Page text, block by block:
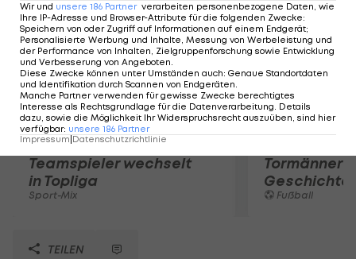
Karrieresprung! ÖVV-
Teamspieler wechselt
in Topliga
Sport-Mix
Tormänner
Geschichte
Fußball
TEILEN
Wir und unsere 186 Partner verarbeiten personenbezogene Daten, wie
Ihre IP-Adresse und Browser-Attribute für die folgenden Zwecke:
Speichern von oder Zugriff auf Informationen auf einem Endgerät;
Personalisierte Werbung und Inhalte, Messung von Werbeleistung und
der Performance von Inhalten, Zielgruppenforschung sowie Entwicklung
und Verbesserung von Angeboten.
Diese Zwecke können unter Umständen auch: Genaue Standortdaten
und Identifikation durch Scannen von Endgeräten.
Manche Partner verwenden für gewisse Zwecke berechtigtes
Interesse als Rechtsgrundlage für die Datenverarbeitung. Details
dazu, sowie die Möglichkeit Ihr Widerspruchsrecht auszuüben, sind hier
verfügbar: unsere 186 Partner
Impressum Datenschutzrichtlinie